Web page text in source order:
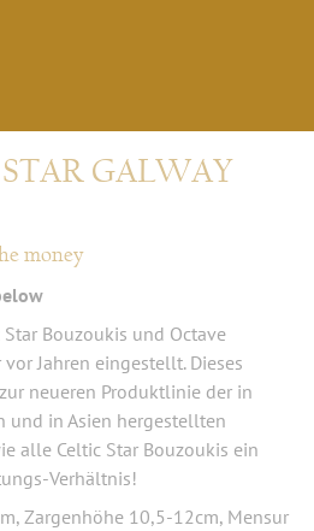
GALWAY
money
Bouzoukis und Octave
Jahren eingestellt. Dieses
neueren Produktlinie der in
und in Asien hergestellten
alle Celtic Star Bouzoukis ein
Verhältnis!
Zargenhöhe 10,5-12cm, Mensur